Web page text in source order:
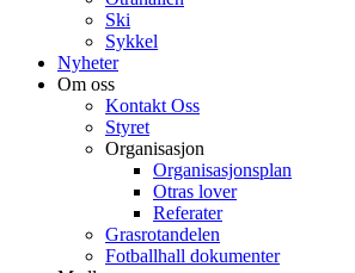
Ski
Sykkel
Nyheter
Om oss
Kontakt Oss
Styret
Organisasjon
Organisasjonsplan
Otras lover
Referater
Grasrotandelen
Fotballhall dokumenter